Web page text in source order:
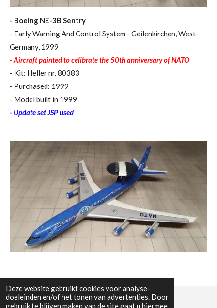
Deze website gebruikt cookies voor analyse-
doeleinden en/of het tonen van advertenties. Door
gebruik te blijven maken van de site gaat u hiermee
- Boeing NE-3B Sentry
- Early Warning And Control System - Geilenkirchen, West-
Germany, 1999
- Aircraft painted to celibrate the 50th anniversary of NATO
- Kit: Heller nr. 80383
- Purchased: 1999
- Model built in 1999
- Update set JSP used